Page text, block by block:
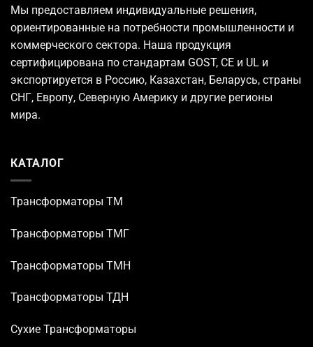
Мы предоставляем индивидуальные решения,
ориентированные на потребности промышленности и
коммерческого сектора. Наша продукция
сертифицирована по стандартам GOST, CE и UL и
экспортируется в Россию, Казахстан, Беларусь, страны
СНГ, Европу, Северную Америку и другие регионы
мира.
КАТАЛОГ
Трансформаторы TM
Трансформаторы ТМГ
Трансформаторы ТМН
Трансформаторы ТДН
Сухие Трансформаторы